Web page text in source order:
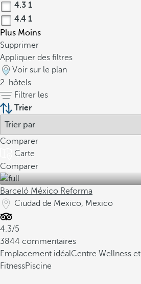
4.3 1
4.4 1
Plus Moins
Supprimer
Appliquer des filtres
Voir sur le plan
2
hôtels
Filtrer les
Trier
Comparer
Carte
Comparer
Barceló México Reforma
Ciudad de Mexico, Mexico
4.3/5
3844 commentaires
Emplacement idéalCentre Wellness et
FitnessPiscine